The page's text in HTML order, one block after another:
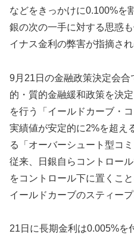
などをきっかけに0.100%を
銀の次の一手に対する思惑
イナス金利の弊害が指摘さ
9月21日の金融政策決定会
的・質的金融緩和政策を決
を行う「イールドカーブ・
実績値が安定的に2%を超え
る「オーバーシュート型コ
従来、日銀自らコントロー
をコントロール下に置くこ
イールドカーブのスティープ
21日に長期金利は0.005%を